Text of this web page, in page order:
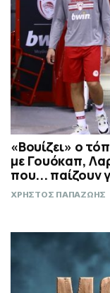
«Βουίζει» ο
με Γουόκαπ,
που... παίζουν
ΧΡΗΣΤΟΣ ΠΑΠΑΖΩΗΣ